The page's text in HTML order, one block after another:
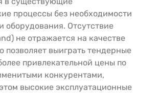
процессы без необходимости
оборудования. Отсутствие
не отражается на качестве
позволяет выиграть тендерные
привлекательной цены по
конкурентами,
высокие эксплуатационные